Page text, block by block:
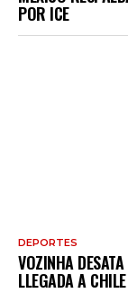
POR ICE
DEPORTES
VOZINHA
LLEGADA A CHILE